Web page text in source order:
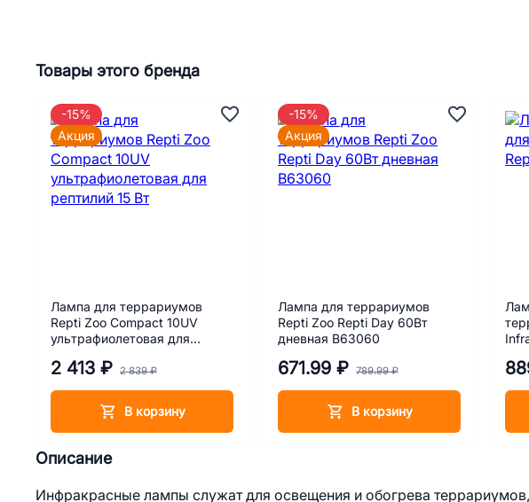
Описание
Инфракрасные лампы служат для освещения и обогрева
Товары этого бренда
Лампа для террариумов
Repti Zoo Compact 10UV
ультрафиолетовая для
2 413 ₽ 2 839 ₽
В корзину
-15%
Акция
Лампа для террариумов
Repti Zoo Repti Day 60Вт
дневная B63060
671.99 ₽ 789.99 ₽
В корзину
-15%
Акция